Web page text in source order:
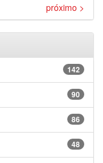
próximo >
142
90
86
48